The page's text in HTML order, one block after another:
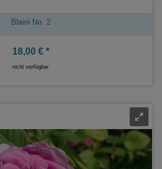
Blairii No. 2
18,00 € *
nicht verfügbar